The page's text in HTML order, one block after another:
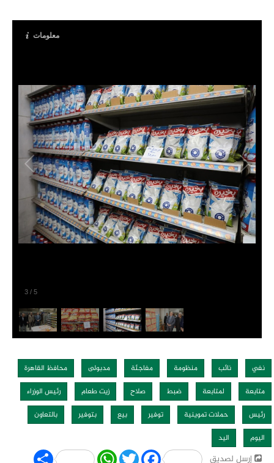
3 / 5
معلومات
نفي نائب منظومة مفاجئة مدبولى
محافظ القاهرة
متابعة
لمتابعة ضبط صلاح زيت طعام
رئيس الوزراء
رئيس
حملات تموينية توفير بيع بتوفير
بالتعاون
اليوم
اليد
إرسل لصديق Share WhatsApp
Twitter Facebook